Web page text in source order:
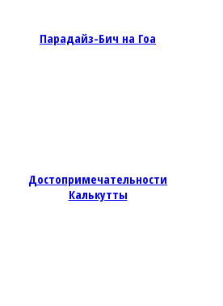
Парадайз-Бич на Гоа
Достопримечательности
Калькутты